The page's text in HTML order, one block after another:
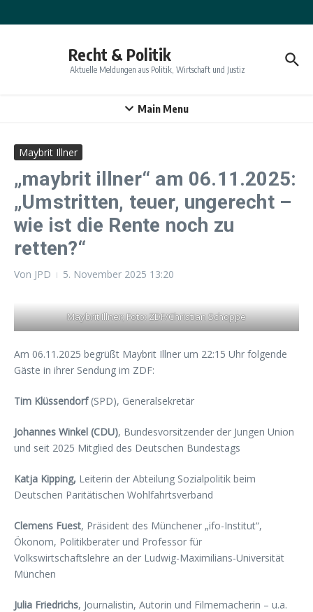
Recht & Politik
Aktuelle Meldungen aus Politik, Wirtschaft und Justiz
Main Menu
Maybrit Illner
„maybrit illner“ am 06.11.2025:
„Umstritten, teuer, ungerecht –
wie ist die Rente noch zu
retten?“
Von JPD 5. November 2025 13:20
Maybrit Illner; Foto: ZDF/Christian Schoppe
Am 06.11.2025 begrüßt Maybrit Illner um 22:15 Uhr folgende
Gäste in ihrer Sendung im ZDF:
Tim Klüssendorf (SPD), Generalsekretär
Johannes Winkel (CDU), Bundesvorsitzender der Jungen Union
und seit 2025 Mitglied des Deutschen Bundestags
Katja Kipping, Leiterin der Abteilung Sozialpolitik beim
Deutschen Paritätischen Wohlfahrtsverband
Clemens Fuest, Präsident des Münchener „ifo-Institut“,
Ökonom, Politikberater und Professor für
Volkswirtschaftslehre an der Ludwig-Maximilians-Universität
München
Julia Friedrichs, Journalistin, Autorin und Filmemacherin – u.a.